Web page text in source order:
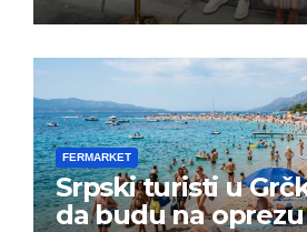
FERMARKET
Srpski turisti u
da budu na oprezu